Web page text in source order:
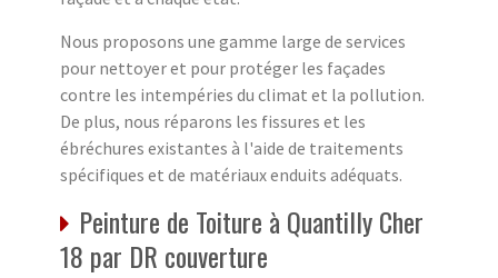
Nous proposons une gamme large de services
pour nettoyer et pour protéger les façades
contre les intempéries du climat et la pollution.
De plus, nous réparons les fissures et les
ébréchures existantes à l'aide de traitements
spécifiques et de matériaux enduits adéquats.
Peinture de Toiture à Quantilly Cher
18 par DR couverture